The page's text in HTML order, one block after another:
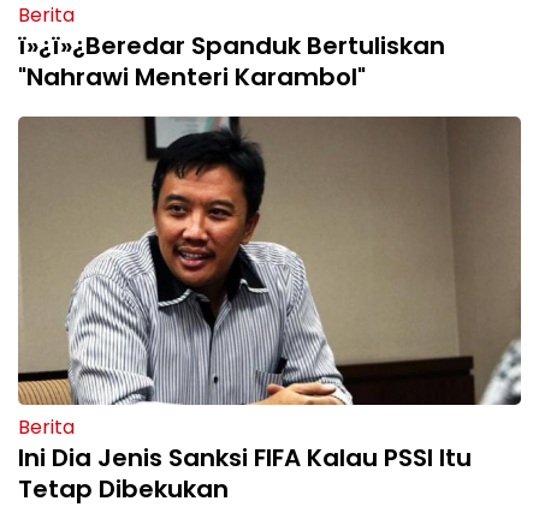
Berita
ï»¿ï»¿Beredar Spanduk Bertuliskan
"Nahrawi Menteri Karambol"
Berita
Ini Dia Jenis Sanksi FIFA Kalau PSSI Itu
Tetap Dibekukan